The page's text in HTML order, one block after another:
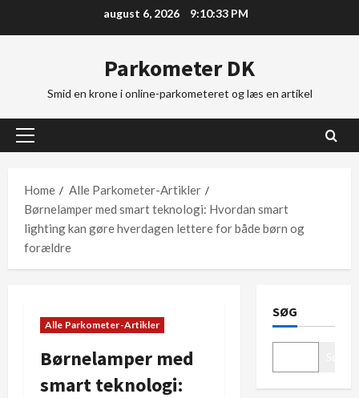
august 6, 2026 9:10:34 PM
Parkometer DK
Smid en krone i online-parkometeret og læs en artikel
Primary
Home
Alle Parkometer-Artikler
Børnelamper med smart teknologi: Hvordan smart
lighting kan gøre hverdagen lettere for både børn og
forældre
Alle Parkometer-Artikler
Børnelamper med
smart teknologi:
SØG